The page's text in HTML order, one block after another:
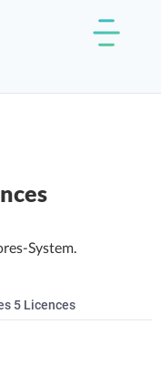
System.
5 Licences